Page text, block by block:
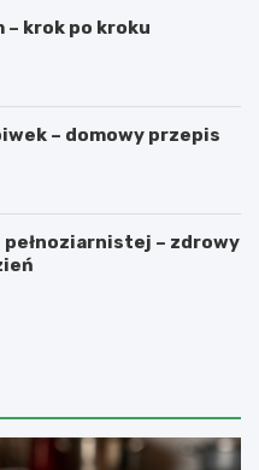
– krok po kroku
– domowy przepis
pełnoziarnistej – zdrowy